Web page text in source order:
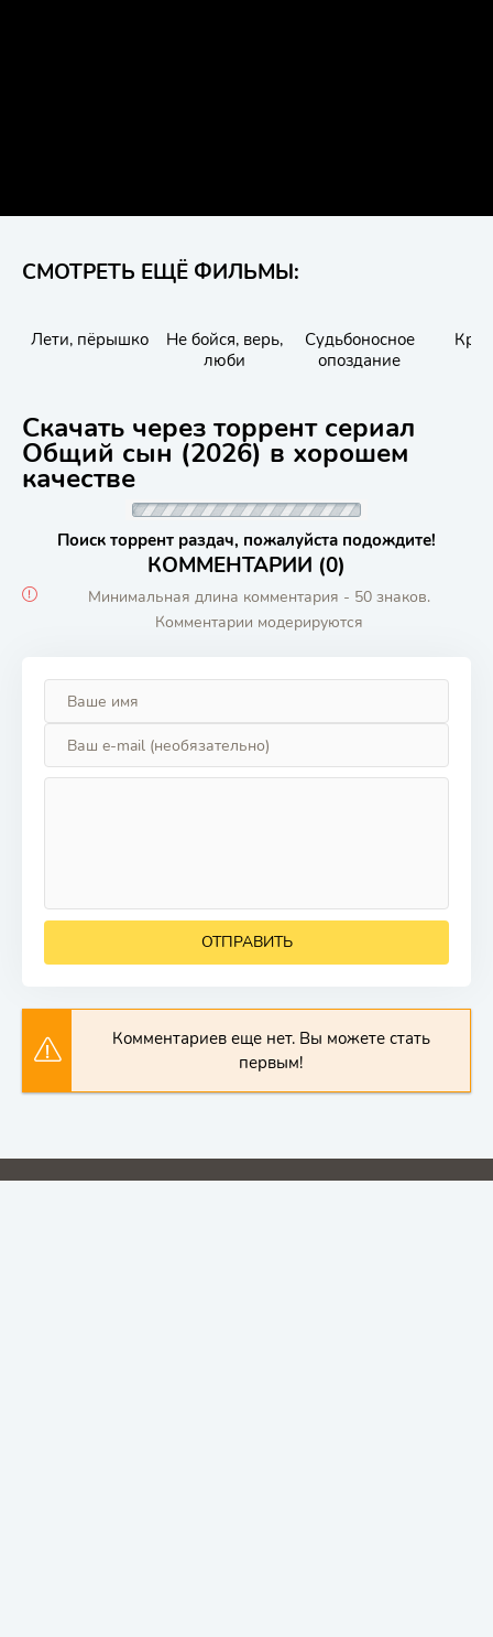
СМОТРЕТЬ ЕЩЁ ФИЛЬМЫ:
Лети, пёрышко
Не бойся, верь,
люби
Судьбоносное
опоздание
Скачать через торрент сериал
Общий сын (2026) в хорошем
качестве
Поиск торрент раздач, пожалуйста подождите!
КОММЕНТАРИИ (0)
Минимальная длина комментария - 50 знаков.
Комментарии модерируются
ОТПРАВИТЬ
Комментариев еще нет. Вы можете стать
первым!